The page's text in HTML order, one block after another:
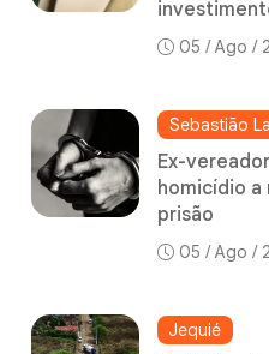
05 / Ago /
Sebastião
Ex-
homicídio a
prisão
05 / Ago /
Jequié